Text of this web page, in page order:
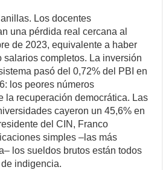
Los docentes
una pérdida real cercana al
de 2023, equivalente a haber
salarios completos. La inversión
pasó del 0,72% del PBI en
los peores números
la recuperación democrática. Las
cayeron un 45,6% en
del CIN, Franco
simples –las más
los sueldos brutos están todos
indigencia.